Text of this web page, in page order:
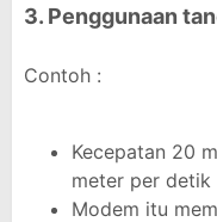
3. Penggunaan
Contoh :
Kecepatan 20
meter per detik
Modem itu